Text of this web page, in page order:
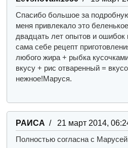
Спасибо большое за
меня привлекало это
двадцать лет опытов и ошибок
сама себе рецепт
любого жира + рыбка
вкусу + рис отваренный =
нежное!Маруся.
РАИСА/ 21 март 2014,
Полностью согласна с Марусей